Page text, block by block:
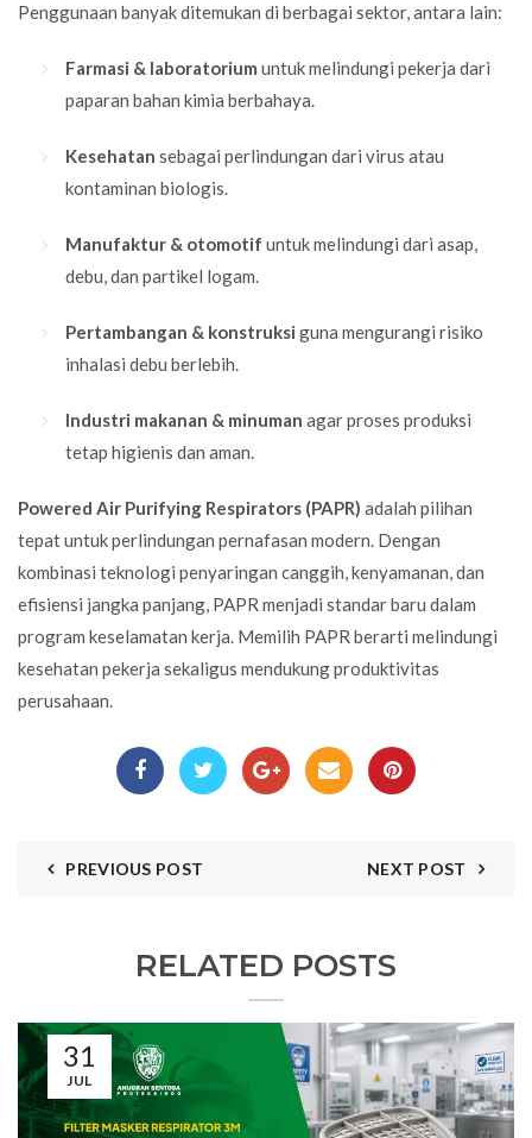
Penggunaan banyak ditemukan di berbagai sektor, antara lain:
Farmasi & laboratorium untuk melindungi pekerja dari
paparan bahan kimia berbahaya.
Kesehatan sebagai perlindungan dari virus atau
kontaminan biologis.
Manufaktur & otomotif untuk melindungi dari asap,
debu, dan partikel logam.
Pertambangan & konstruksi guna mengurangi risiko
inhalasi debu berlebih.
Industri makanan & minuman agar proses produksi
tetap higienis dan aman.
Powered Air Purifying Respirators (PAPR) adalah pilihan
tepat untuk perlindungan pernafasan modern. Dengan
kombinasi teknologi penyaringan canggih, kenyamanan, dan
efisiensi jangka panjang, PAPR menjadi standar baru dalam
program keselamatan kerja. Memilih PAPR berarti melindungi
kesehatan pekerja sekaligus mendukung produktivitas
perusahaan.
PREVIOUS POST NEXT POST
RELATED POSTS
31
JUL